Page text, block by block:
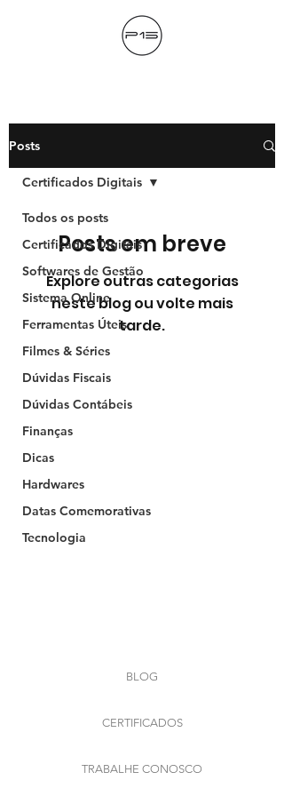
Posts
Todos os posts
Certificados Digitais
Softwares de Gestão
Sistema Online
Ferramentas Úteis
Filmes & Séries
Dúvidas Fiscais
Dúvidas Contábeis
Finanças
Dicas
Hardwares
Datas Comemorativas
Tecnologia
Certificados Digitais
Posts em breve
Explore outras categorias
neste blog ou volte mais
tarde.
BLOG
CERTIFICADOS
TRABALHE CONOSCO
Powered by
InnoTech Apps